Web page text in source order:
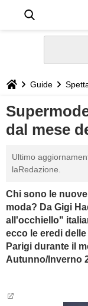
STILE
BIOGRAFIE
DEFINIZIONI
GASTRONOMIA
CAPELLI
SESSO
Guide
dal mese
Ultimo
laRedazione.
Chi sono le
moda? Da Gigi
all'occhiello"
ecco le eredi
Parigi durante il
Autunno/Inverno